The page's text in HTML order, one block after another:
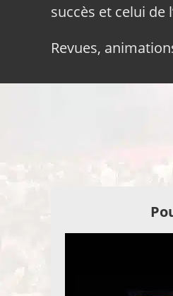
succès et celui de
Revues,